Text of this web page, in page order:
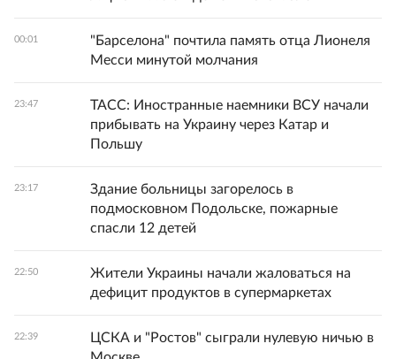
00:01
"Барселона" почтила память отца Лионеля
Месси минутой молчания
23:47
ТАСС: Иностранные наемники ВСУ начали
прибывать на Украину через Катар и
Польшу
23:17
Здание больницы загорелось в
подмосковном Подольске, пожарные
спасли 12 детей
22:50
Жители Украины начали жаловаться на
дефицит продуктов в супермаркетах
22:39
ЦСКА и "Ростов" сыграли нулевую ничью в